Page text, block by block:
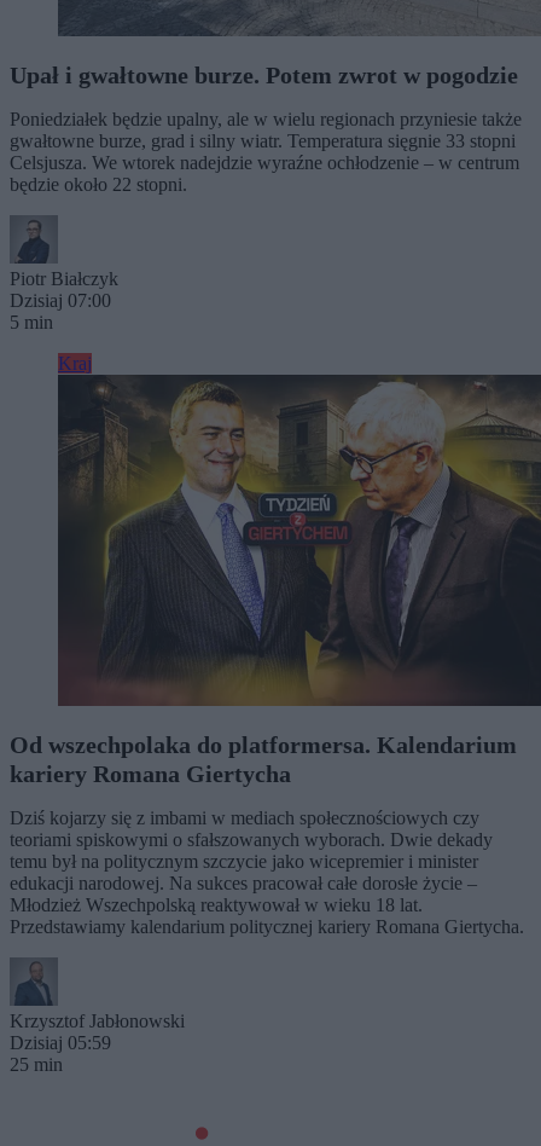
Upał i gwałtowne burze. Potem zwrot w pogodzie
Poniedziałek będzie upalny, ale w wielu regionach przyniesie także
gwałtowne burze, grad i silny wiatr. Temperatura sięgnie 33 stopni
Celsjusza. We wtorek nadejdzie wyraźne ochłodzenie – w centrum
będzie około 22 stopni.
Piotr Białczyk
Dzisiaj 07:00
5 min
Kraj
Od wszechpolaka do platformersa. Kalendarium
kariery Romana Giertycha
Dziś kojarzy się z imbami w mediach społecznościowych czy
teoriami spiskowymi o sfałszowanych wyborach. Dwie dekady
temu był na politycznym szczycie jako wicepremier i minister
edukacji narodowej. Na sukces pracował całe dorosłe życie –
Młodzież Wszechpolską reaktywował w wieku 18 lat.
Przedstawiamy kalendarium politycznej kariery Romana Giertycha.
Krzysztof Jabłonowski
Dzisiaj 05:59
25 min